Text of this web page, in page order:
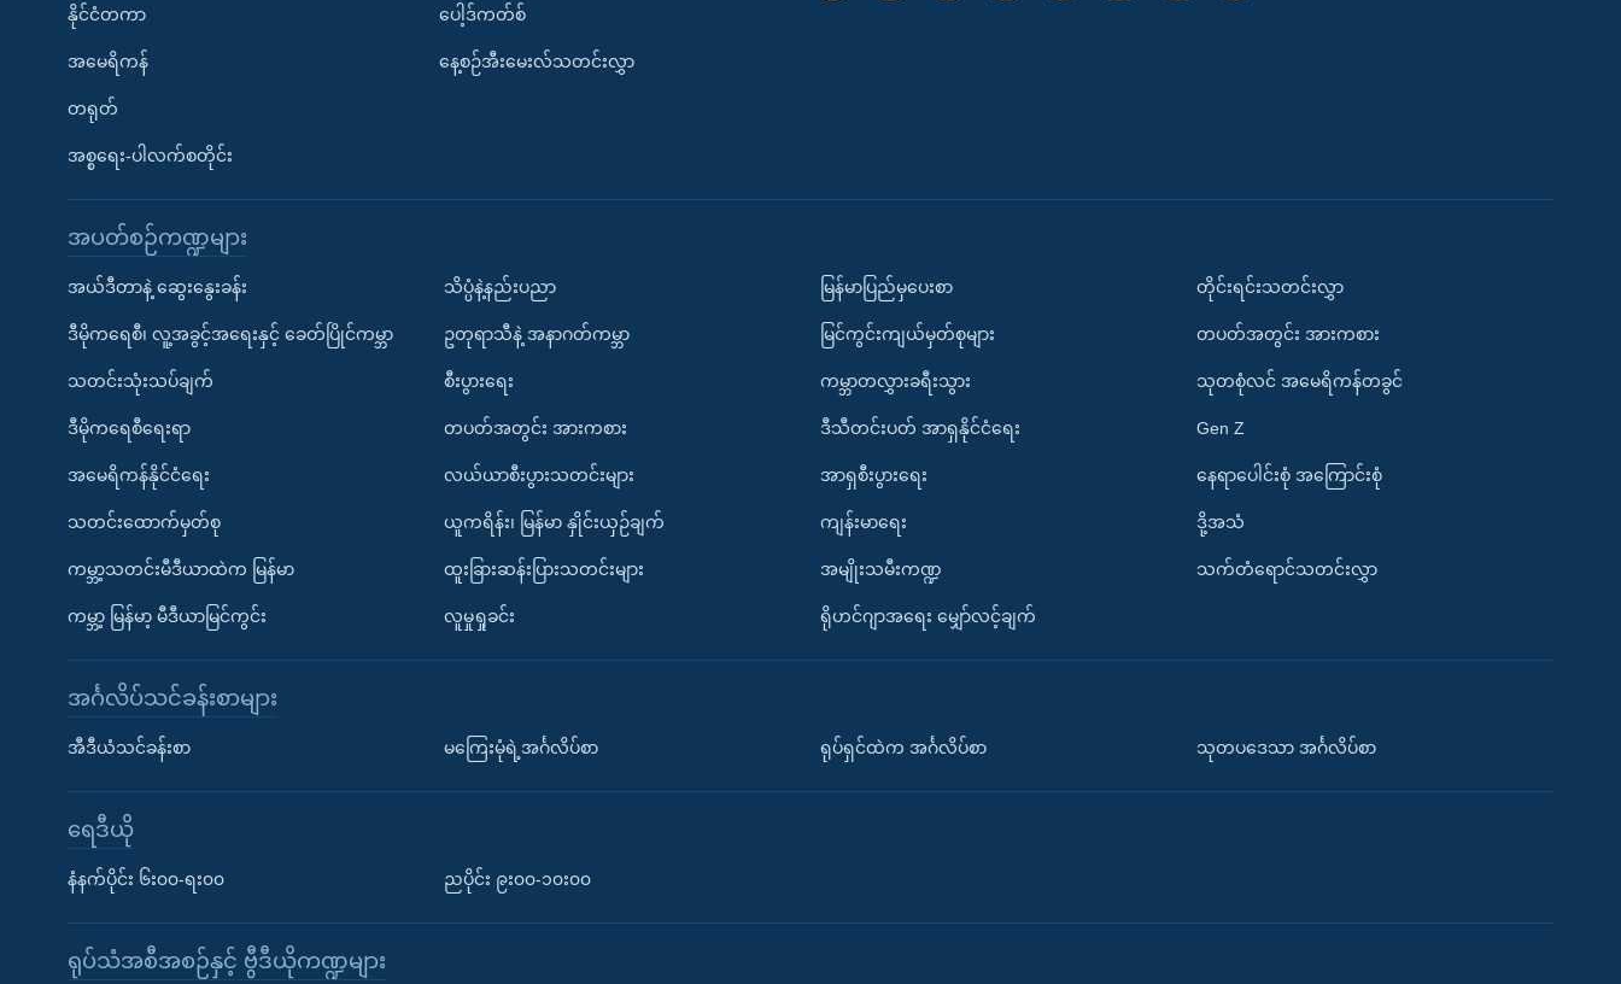
နိုင်ငံတကာ
အမေရိကန်
တရုတ်
အစ္စရေး-ပါလက်စတိုင်း
ပေါ့ဒ်ကတ်စ်
နေ့စဉ်အီးမေးလ်သတင်းလွှာ
အပတ်စဉ်ကဏ္ဍများ
အယ်ဒီတာနဲ့ ဆွေးနွေးခန်း
ဒီမိုကရေစီ၊ လူ့အခွင့်အရေးနှင့် ခေတ်ပြိုင်ကမ္ဘာ
သတင်းသုံးသပ်ချက်
ဒီမိုကရေစီရေးရာ
အမေရိကန်နိုင်ငံရေး
သတင်းထောက်မှတ်စု
ကမ္ဘာ့သတင်းမီဒီယာထဲက မြန်မာ
ကမ္ဘာ့ မြန်မာ့ မီဒီယာမြင်ကွင်း
သိပ္ပံနဲ့နည်းပညာ
ဥတုရာသီနဲ့ အနာဂတ်ကမ္ဘာ
စီးပွားရေး
တပတ်အတွင်း အားကစား
လယ်ယာစီးပွားသတင်းများ
ယူကရိန်း၊ မြန်မာ နှိုင်းယှဉ်ချက်
ထူးခြားဆန်းပြားသတင်းများ
လူမှုရှုခင်း
မြန်မာပြည်မှပေးစာ
မြင်ကွင်းကျယ်မှတ်စုများ
ကမ္ဘာတလွှားခရီးသွား
ဒီသီတင်းပတ် အာရှနိုင်ငံရေး
အာရှစီးပွားရေး
ကျန်းမာရေး
အမျိုးသမီးကဏ္ဍ
ရိုဟင်ဂျာအရေး မျှော်လင့်ချက်
တိုင်းရင်းသတင်းလွှာ
တပတ်အတွင်း အားကစား
သုတစုံလင် အမေရိကန်တခွင်
Gen Z
နေရာပေါင်းစုံ အကြောင်းစုံ
ဒို့အသံ
သက်တံရောင်သတင်းလွှာ
အင်္ဂလိပ်သင်ခန်းစာများ
အီဒီယံသင်ခန်းစာ မကြေးမုံရဲ့အင်္ဂလိပ်စာ ရုပ်ရှင်ထဲက အင်္ဂလိပ်စာ သုတပဒေသာ အင်္ဂလိပ်စာ
ရေဒီယို
နံနက်ပိုင်း ၆း၀၀-ရး၀၀ ညပိုင်း ၉း၀၀-၁၀း၀၀
ရုပ်သံအစီအစဉ်နှင့် ဗွီဒီယိုကဏ္ဍများ